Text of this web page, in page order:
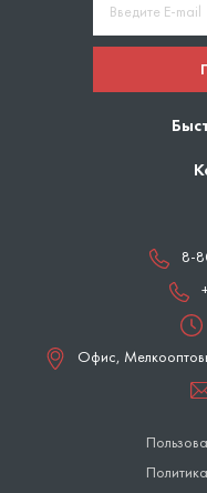
8-
Офис,